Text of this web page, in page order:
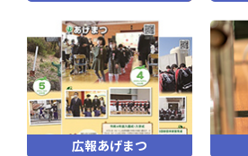
広報あげまつ